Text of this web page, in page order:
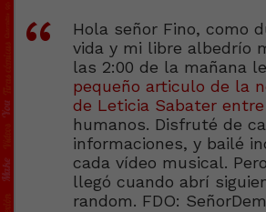
Hola señor Fino, como
vida y mi libre albedrío
las 2:00 de la mañana
pequeño articulo de la
de Leticia Sabater
humanos. Disfruté de
informaciones, y bailé
cada vídeo musical.
llegó cuando abrí
random. FDO: